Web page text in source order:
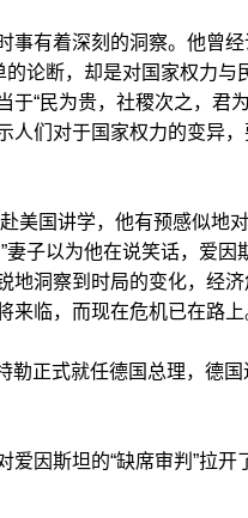
有着深刻的洞察。他曾经
论断，却是对国家权力与
“民为贵，社稷次之，君
人们对于国家权力的变异
美国讲学，他有预感似地
妻子以为他在说笑话，爱因
洞察到时局的变化，经济
临，而现在危机已在路上
勒正式就任德国总理，德国
因斯坦的“缺席审判”拉开